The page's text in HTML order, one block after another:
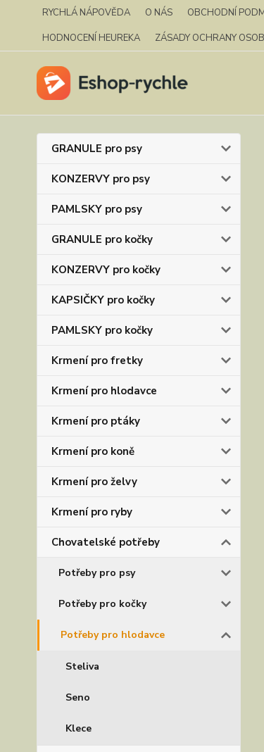
RYCHLÁ NÁPOVĚDA O NÁS OBCHODNÍ
HODNOCENÍ HEUREKA
ZÁSADY OCHRANY
GRANULE pro psy
KONZERVY pro psy
PAMLSKY pro psy
GRANULE pro kočky
KONZERVY pro kočky
KAPSIČKY pro kočky
PAMLSKY pro kočky
Krmení pro fretky
Krmení pro hlodavce
Krmení pro ptáky
Krmení pro koně
Krmení pro želvy
Krmení pro ryby
Chovatelské potřeby
Potřeby pro psy
Potřeby pro kočky
Potřeby pro hlodavce
Steliva
Seno
Klece